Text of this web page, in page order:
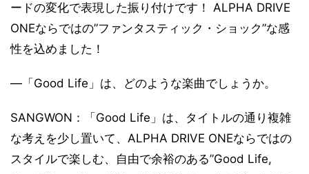
ードの変化で表現した振り付けです！ ALPHA DRIVE
ONEならではの”ファンタスティック・ショック”な感
性を込めました！
―「Good Life」は、どのような楽曲でしょうか。
SANGWON：「Good Life」は、タイトルの通り複雑
な考えを少し置いて、ALPHA DRIVE ONEならではの
スタイルで楽しむ、自由で余裕のある”Good Life,